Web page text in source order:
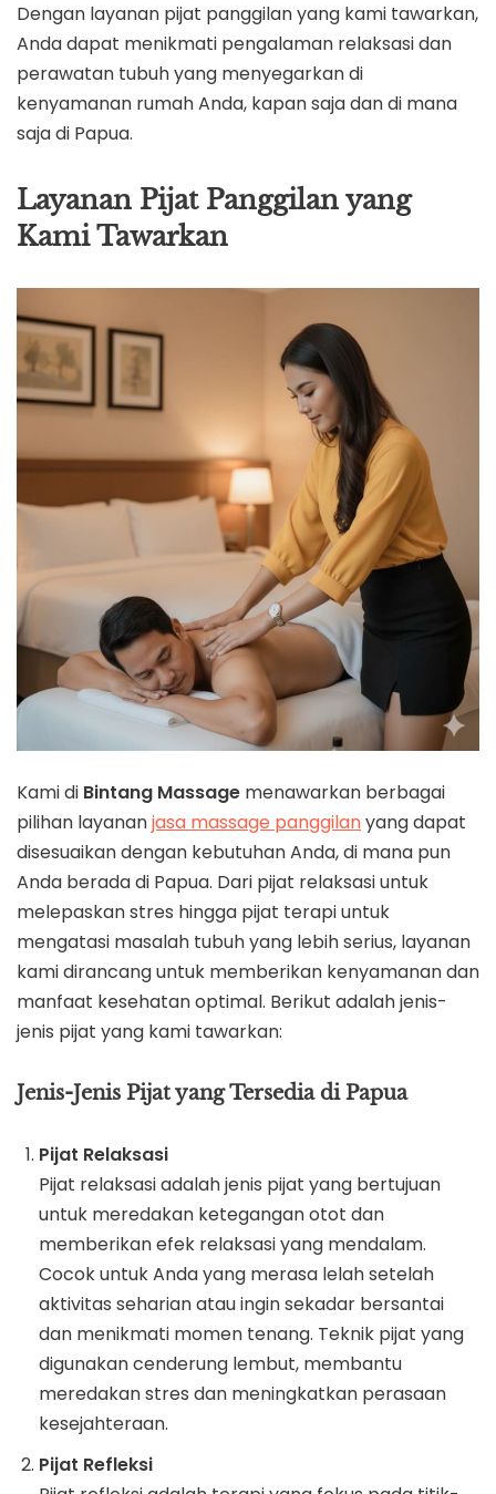
Dengan layanan pijat panggilan yang kami tawarkan,
Anda dapat menikmati pengalaman relaksasi dan
perawatan tubuh yang menyegarkan di
kenyamanan rumah Anda, kapan saja dan di mana
saja di Papua.
Layanan Pijat Panggilan yang
Kami Tawarkan
Kami di Bintang Massage menawarkan berbagai
pilihan layananjasa massage panggilanyang dapat
disesuaikan dengan kebutuhan Anda, di mana pun
Anda berada di Papua. Dari pijat relaksasi untuk
melepaskan stres hingga pijat terapi untuk
mengatasi masalah tubuh yang lebih serius, layanan
kami dirancang untuk memberikan kenyamanan dan
manfaat kesehatan optimal. Berikut adalah jenis-
jenis pijat yang kami tawarkan:
Jenis-Jenis Pijat yang Tersedia di Papua
Pijat Relaksasi
Pijat relaksasi adalah jenis pijat yang bertujuan
untuk meredakan ketegangan otot dan
memberikan efek relaksasi yang mendalam.
Cocok untuk Anda yang merasa lelah setelah
aktivitas seharian atau ingin sekadar bersantai
dan menikmati momen tenang. Teknik pijat yang
digunakan cenderung lembut, membantu
meredakan stres dan meningkatkan perasaan
kesejahteraan.
Pijat Refleksi